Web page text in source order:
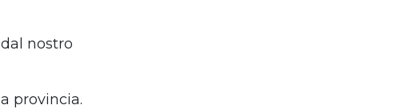
nostro
provincia.